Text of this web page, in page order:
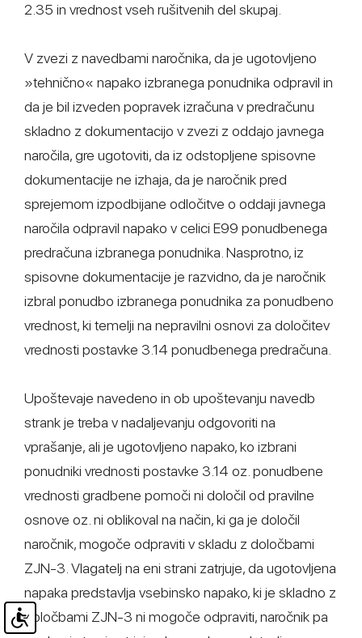
2.35 in vrednost vseh rušitvenih del skupaj.
V zvezi z navedbami naročnika, da je ugotovljeno
»tehnično« napako izbranega ponudnika odpravil in
da je bil izveden popravek izračuna v predračunu
skladno z dokumentacijo v zvezi z oddajo javnega
naročila, gre ugotoviti, da iz odstopljene spisovne
dokumentacije ne izhaja, da je naročnik pred
sprejemom izpodbijane odločitve o oddaji javnega
naročila odpravil napako v celici E99 ponudbenega
predračuna izbranega ponudnika. Nasprotno, iz
spisovne dokumentacije je razvidno, da je naročnik
izbral ponudbo izbranega ponudnika za ponudbeno
vrednost, ki temelji na nepravilni osnovi za določitev
vrednosti postavke 3.14 ponudbenega predračuna.
Upoštevaje navedeno in ob upoštevanju navedb
strank je treba v nadaljevanju odgovoriti na
vprašanje, ali je ugotovljeno napako, ko izbrani
ponudniki vrednosti postavke 3.14 oz. ponudbene
vrednosti gradbene pomoči ni določil od pravilne
osnove oz. ni oblikoval na način, ki ga je določil
naročnik, mogoče odpraviti v skladu z določbami
ZJN-3. Vlagatelj na eni strani zatrjuje, da ugotovljena
napaka predstavlja vsebinsko napako, ki je skladno z
določbami ZJN-3 ni mogoče odpraviti, naročnik pa